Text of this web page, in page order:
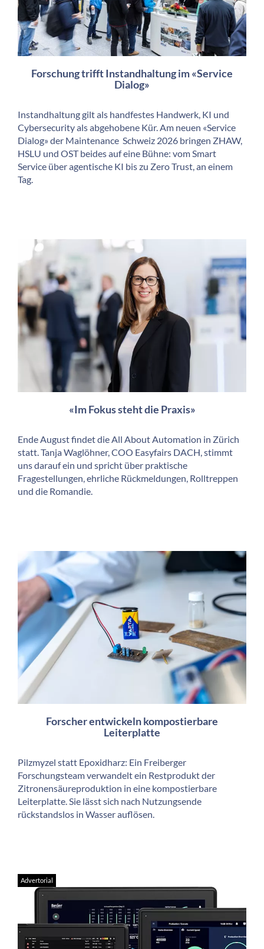
Forschung trifft Instandhaltung im «Service
Dialog»
Instandhaltung gilt als handfestes Handwerk, KI und
Cybersecurity als abgehobene Kür. Am neuen «Service
Dialog» der Maintenance Schweiz 2026 bringen ZHAW,
HSLU und OST beides auf eine Bühne: vom Smart
Service über agentische KI bis zu Zero Trust, an einem
Tag.
«Im Fokus steht die Praxis»
Ende August findet die All About Automation in Zürich
statt. Tanja Waglöhner, COO Easyfairs DACH, stimmt
uns darauf ein und spricht über praktische
Fragestellungen, ehrliche Rückmeldungen, Rolltreppen
und die Romandie.
Forscher entwickeln kompostierbare
Leiterplatte
Pilzmyzel statt Epoxidharz: Ein Freiberger
Forschungsteam verwandelt ein Restprodukt der
Zitronensäureproduktion in eine kompostierbare
Leiterplatte. Sie lässt sich nach Nutzungsende
rückstandslos in Wasser auflösen.
Advertorial